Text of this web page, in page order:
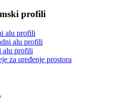
profili
alu profili
alu profili
alu profili
za uređenje prostora